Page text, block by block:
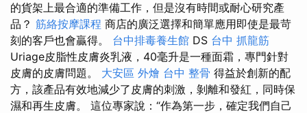
的貨架上最合適的準備工作，但是沒有時間或耐心研究產
品？ 筋絡按摩課程 商店的廣泛選擇和簡單應用即使是最苛
刻的客戶也會贏得。 台中排毒養生館 DS 台中 抓龍筋
Uriage皮脂性皮膚炎乳液，40毫升是一種面霜，專門針對
皮膚的皮膚問題。 大安區 外燴 台中 整骨 得益於創新的配
方，該產品有效地減少了皮膚的刺激，剝離和發紅，同時保
濕和再生皮膚。 這位專家說：“作為第一步，確定我們自己